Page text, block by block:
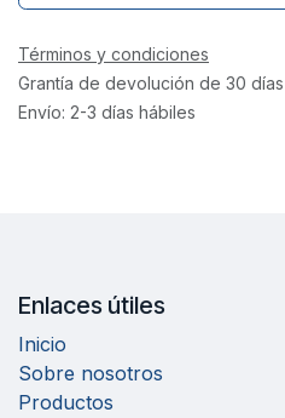
Términos y condiciones
Grantía de devolución de 30 días
Envío: 2-3 días hábiles
Enlaces útiles
Inicio
Sobre nosotros
Productos